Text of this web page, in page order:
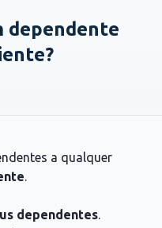
dependente
a qualquer
.
dependentes.